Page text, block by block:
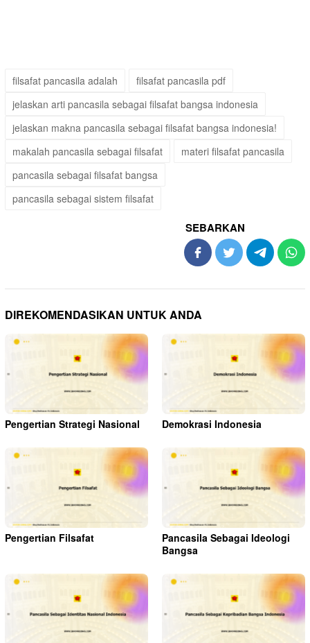
filsafat pancasila adalah
filsafat pancasila pdf
jelaskan arti pancasila sebagai filsafat bangsa indonesia
jelaskan makna pancasila sebagai filsafat bangsa indonesia!
makalah pancasila sebagai filsafat
materi filsafat pancasila
pancasila sebagai filsafat bangsa
pancasila sebagai sistem filsafat
SEBARKAN
DIREKOMENDASIKAN UNTUK ANDA
Pengertian Strategi Nasional Demokrasi Indonesia
Pengertian Filsafat
Pancasila Sebagai Ideologi
Bangsa